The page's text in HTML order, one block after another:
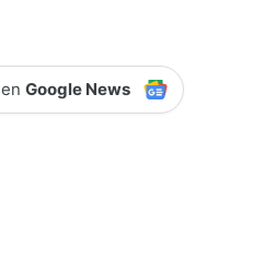
enGoogle News